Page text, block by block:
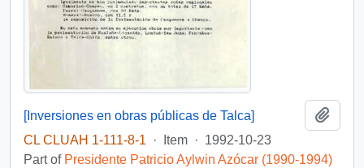
[Inversiones en obras públicas de Talca]
CL CLUAH 1-111-8-1
· Item · 1992-10-23
Part of Presidente Patricio Aylwin Azócar (1990-1994)